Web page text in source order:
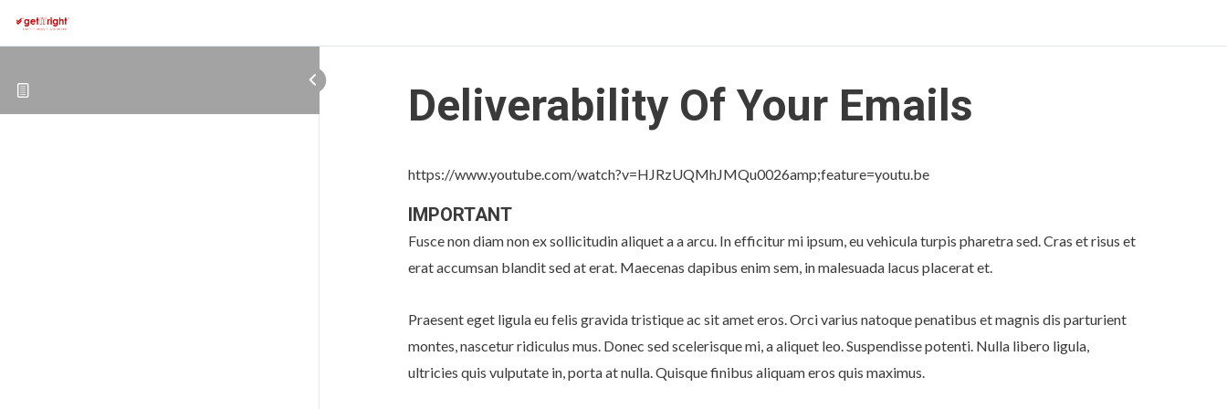
Deliverability Of Your Emails
https://www.youtube.com/watch?v=HJRzUQMhJMQu0026amp;feature=youtu.be
IMPORTANT
Fusce non diam non ex sollicitudin aliquet a a arcu. In efficitur mi ipsum, eu vehicula turpis pharetra sed. Cras et risus et
erat accumsan blandit sed at erat. Maecenas dapibus enim sem, in malesuada lacus placerat et.
Praesent eget ligula eu felis gravida tristique ac sit amet eros. Orci varius natoque penatibus et magnis dis parturient
montes, nascetur ridiculus mus. Donec sed scelerisque mi, a aliquet leo. Suspendisse potenti. Nulla libero ligula,
ultricies quis vulputate in, porta at nulla. Quisque finibus aliquam eros quis maximus.